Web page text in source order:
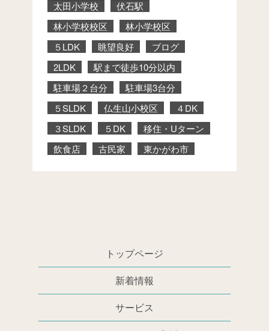
太田小学校
伏石駅
林小学校校区
林小学校区
５LDK
眺望良好
ブログ
2LDK
駅まで徒歩10分以内
駐車場２台分
駐車場3台分
５SLDK
仏生山小校区
４DK
３SLDK
５DK
移住・Uターン
飲食店
古民家 東かがわ市
トップページ
新着情報
サービス